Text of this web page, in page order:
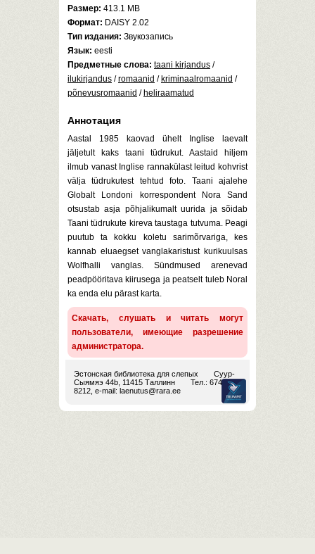
Размер: 413.1 MB
Формат: DAISY 2.02
Тип издания: Звукозапись
Язык: eesti
Предметные слова: taani kirjandus /
ilukirjandus /romaanid / kriminaalromaanid /
põnevusromaanid / heliraamatud
Аннотация
Aastal 1985 kaovad ühelt Inglise laevalt
jäljetult kaks taani tüdrukut. Aastaid hiljem
ilmub vanast Inglise rannakülast leitud kohvrist
välja tüdrukutest tehtud foto. Taani ajalehe
Globalt Londoni korrespondent Nora Sand
otsustab asja põhjalikumalt uurida ja sõidab
Taani tüdrukute kireva taustaga tutvuma. Peagi
puutub ta kokku koletu sarimõrvariga, kes
kannab eluaegset vanglakaristust kurikuulsas
Wolfhalli vanglas. Sündmused arenevad
peadpööritava kiirusega ja peatselt tuleb Noral
ka enda elu pärast karta.
Скачать, слушать и читать могут
пользователи, имеющие разрешение
администратора.
Эстонская библиотека для слепых
Суур-
Сыямяэ 44b, 11415 Таллинн
Тел.: 674
8212, e-mail: laenutus@rara.ee